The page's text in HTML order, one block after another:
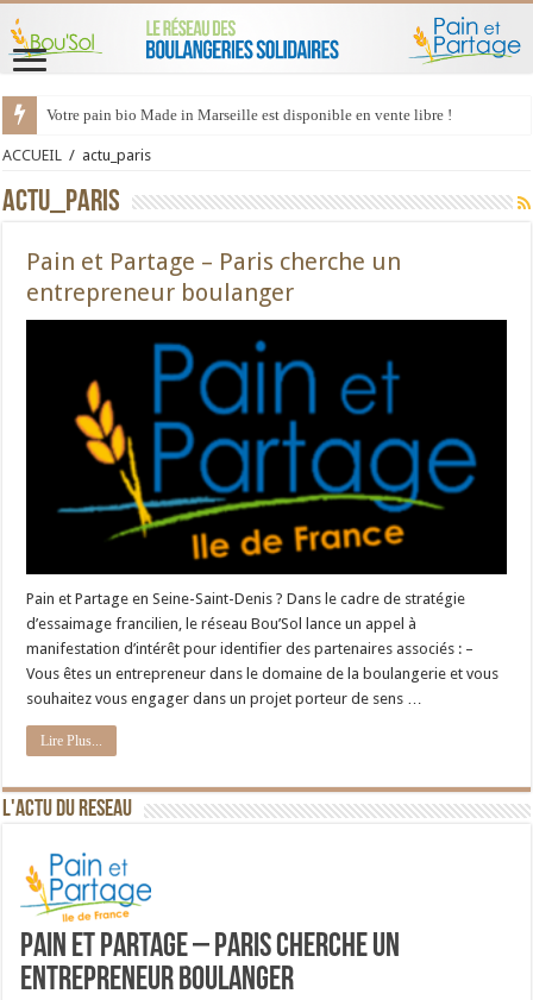
Votre pain bio Made in Marseille est disponible en vente libre !
ACCUEIL / actu_paris
actu_paris
Pain et Partage – Paris cherche un
entrepreneur boulanger
Pain et Partage en Seine-Saint-Denis ? Dans le cadre de stratégie
d’essaimage francilien, le réseau Bou’Sol lance un appel à
manifestation d’intérêt pour identifier des partenaires associés : –
Vous êtes un entrepreneur dans le domaine de la boulangerie et vous
souhaitez vous engager dans un projet porteur de sens …
Lire Plus...
L'ACTU DU RESEAU
Pain et Partage – Paris cherche un
entrepreneur boulanger